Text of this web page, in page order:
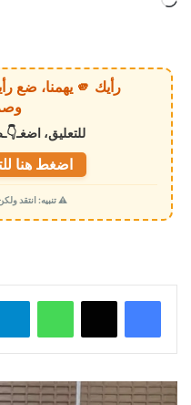
ي
م
ي
رأيك 🫵
للتعليق،
اضغط هنا
⚠️ تنبيه: انتقد
واتساب